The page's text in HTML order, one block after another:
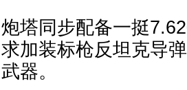
炮塔同步配备一挺
求加装标枪反坦克导
武器。